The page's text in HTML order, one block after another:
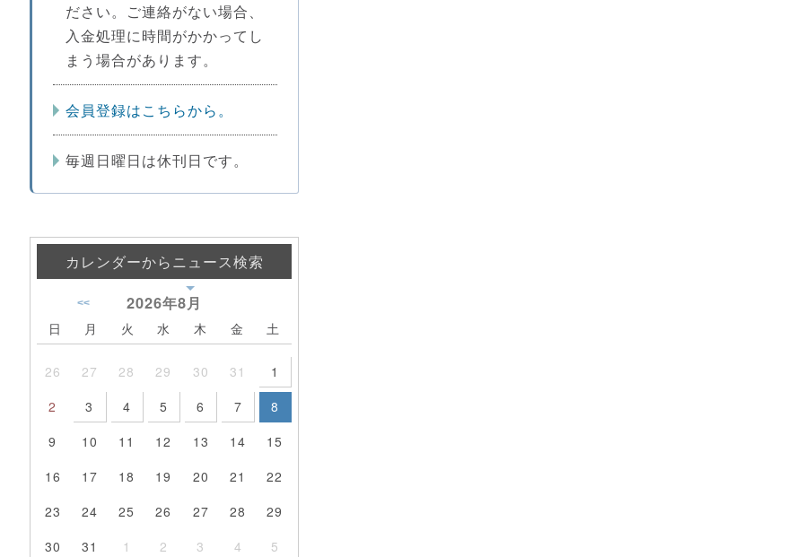
ださい。ご連絡がない場合、
入金処理に時間がかかってし
まう場合があります。
会員登録はこちらから。
毎週日曜日は休刊日です。
カレンダーからニュース検索
2026年8月
<<
日 月 火 水 木 金 土
26 27 28 29 30 31
1
2
3 4 5 6 7
8
9
10 11 12 13 14
15
16
17 18 19 20 21
22
23
24 25 26 27 28
29
30
31 1 2 3 4 5